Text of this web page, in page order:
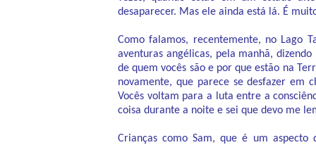
desaparecer. Mas ele ainda está lá. É
Como falamos, recentemente, no Lago
aventuras angélicas, pela manhã,
de quem vocês são e por que estão na
novamente, que parece se desfazer em
Vocês voltam para a luta entre a
coisa durante a noite e sei que devo me
Crianças como Sam, que é um